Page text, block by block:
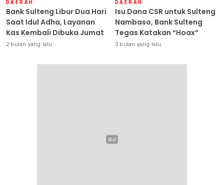
DAERAH
Bank Sulteng Libur Dua Hari
Saat Idul Adha, Layanan
Kas Kembali Dibuka Jumat
2 bulan yang lalu
DAERAH
Isu Dana CSR untuk Sulteng
Nambaso, Bank Sulteng
Tegas Katakan “Hoax”
3 bulan yang lalu